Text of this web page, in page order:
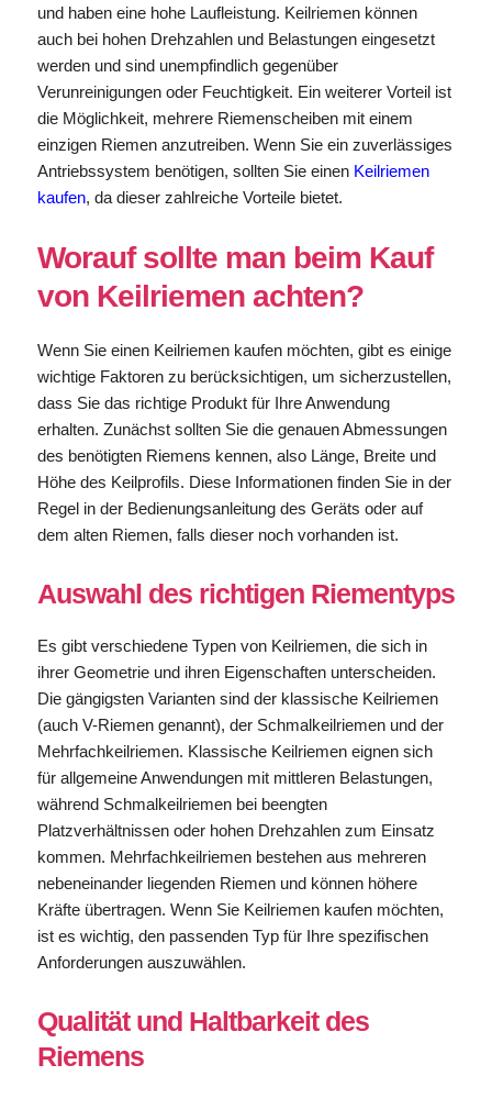
und haben eine hohe Laufleistung. Keilriemen können
auch bei hohen Drehzahlen und Belastungen eingesetzt
werden und sind unempfindlich gegenüber
Verunreinigungen oder Feuchtigkeit. Ein weiterer Vorteil ist
die Möglichkeit, mehrere Riemenscheiben mit einem
einzigen Riemen anzutreiben. Wenn Sie ein zuverlässiges
Antriebssystem benötigen, sollten Sie einen Keilriemen
kaufen, da dieser zahlreiche Vorteile bietet.
Worauf sollte man beim Kauf
von Keilriemen achten?
Wenn Sie einen Keilriemen kaufen möchten, gibt es einige
wichtige Faktoren zu berücksichtigen, um sicherzustellen,
dass Sie das richtige Produkt für Ihre Anwendung
erhalten. Zunächst sollten Sie die genauen Abmessungen
des benötigten Riemens kennen, also Länge, Breite und
Höhe des Keilprofils. Diese Informationen finden Sie in der
Regel in der Bedienungsanleitung des Geräts oder auf
dem alten Riemen, falls dieser noch vorhanden ist.
Auswahl des richtigen Riementyps
Es gibt verschiedene Typen von Keilriemen, die sich in
ihrer Geometrie und ihren Eigenschaften unterscheiden.
Die gängigsten Varianten sind der klassische Keilriemen
(auch V-Riemen genannt), der Schmalkeilriemen und der
Mehrfachkeilriemen. Klassische Keilriemen eignen sich
für allgemeine Anwendungen mit mittleren Belastungen,
während Schmalkeilriemen bei beengten
Platzverhältnissen oder hohen Drehzahlen zum Einsatz
kommen. Mehrfachkeilriemen bestehen aus mehreren
nebeneinander liegenden Riemen und können höhere
Kräfte übertragen. Wenn Sie Keilriemen kaufen möchten,
ist es wichtig, den passenden Typ für Ihre spezifischen
Anforderungen auszuwählen.
Qualität und Haltbarkeit des
Riemens